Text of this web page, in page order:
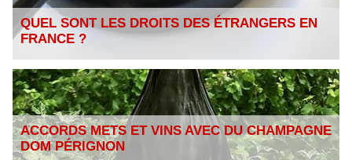
QUEL SONT LES DROITS DES ÉTRANGERS EN
FRANCE ?
ACCORDS METS ET VINS AVEC DU CHAMPAGNE
DOM PÉRIGNON